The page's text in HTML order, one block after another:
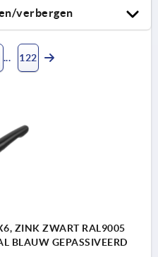
verbergen
122
ZINK ZWART RAL9005
BLAUW GEPASSIVEERD